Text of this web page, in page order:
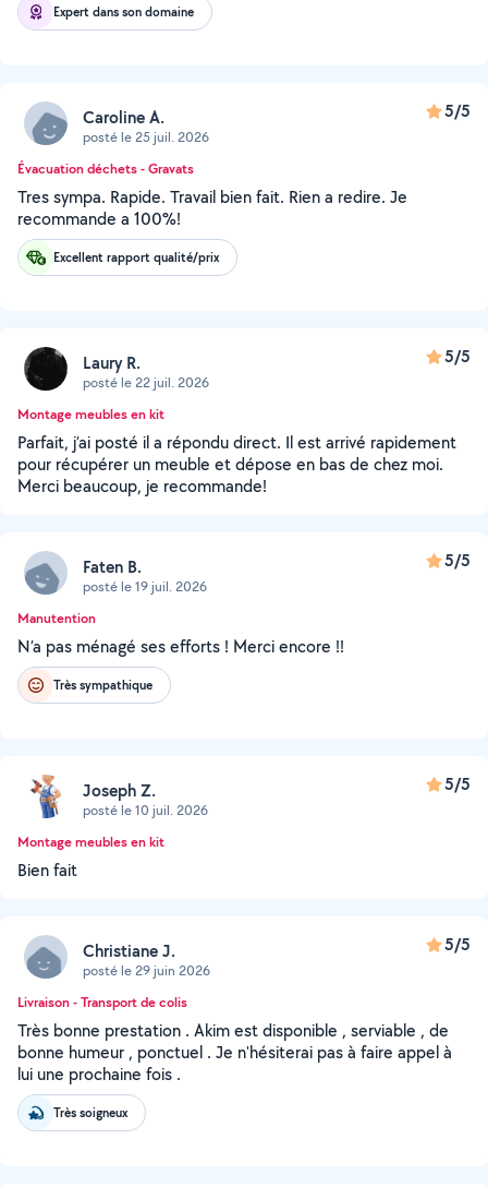
Expert dans son domaine
Caroline A.
posté le 25 juil. 2026
5/5
Évacuation déchets - Gravats
Tres sympa. Rapide. Travail bien fait. Rien a redire. Je
recommande a 100%!
Excellent rapport qualité/prix
Laury R.
posté le 22 juil. 2026
5/5
Montage meubles en kit
Parfait, j’ai posté il a répondu direct. Il est arrivé rapidement
pour récupérer un meuble et dépose en bas de chez moi.
Merci beaucoup, je recommande!
Faten B.
posté le 19 juil. 2026
5/5
Manutention
N’a pas ménagé ses efforts ! Merci encore !!
Très sympathique
Joseph Z.
posté le 10 juil. 2026
5/5
Montage meubles en kit
Bien fait
Christiane J.
posté le 29 juin 2026
5/5
Livraison - Transport de colis
Très bonne prestation . Akim est disponible , serviable , de
bonne humeur , ponctuel . Je n'hésiterai pas à faire appel à
lui une prochaine fois .
Très soigneux